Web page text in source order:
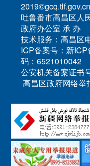
吐鲁番市高昌区人
政府办公室 承 办
技术服务：高昌区
ICP备案号：新
码：6521010042
公安机关备案证书
高昌区政府网络